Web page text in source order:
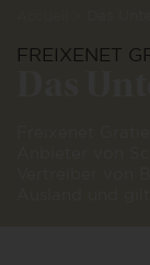
FREIXENET